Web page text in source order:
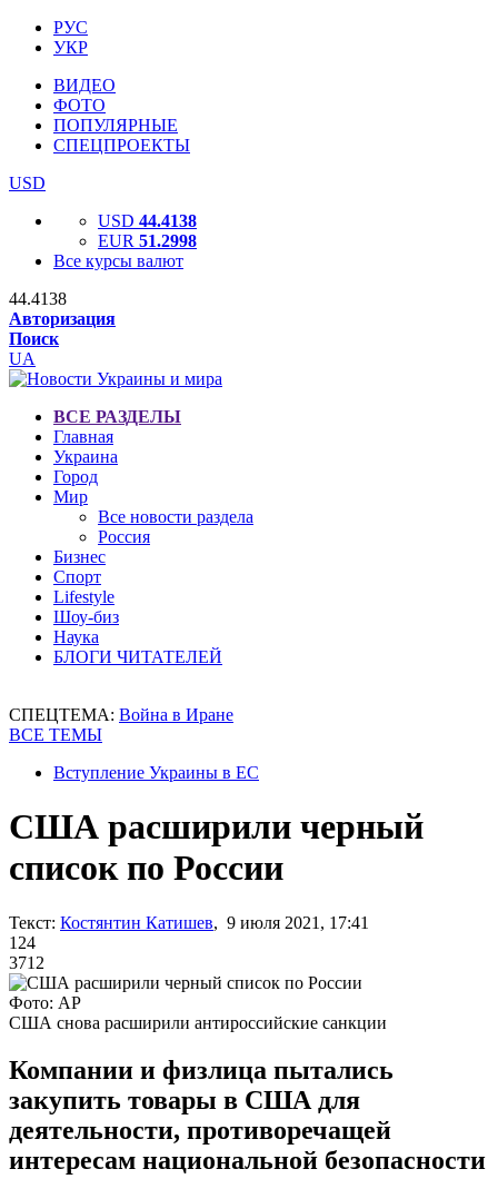
РУС
УКР
ВИДЕО
ФОТО
ПОПУЛЯРНЫЕ
СПЕЦПРОЕКТЫ
USD
USD 44.4138
EUR 51.2998
Все курсы валют
44.4138
Авторизация
Поиск
UA
ВСЕ РАЗДЕЛЫ
Главная
Украина
Город
Мир
Все новости раздела
Россия
Бизнес
Спорт
Lifestyle
Шоу-биз
Наука
БЛОГИ ЧИТАТЕЛЕЙ
СПЕЦТЕМА: Война в Иране
ВСЕ ТЕМЫ
Вступление Украины в ЕС
США расширили черный
список по России
Текст: Костянтин Катишев, 9 июля 2021, 17:41
124
3712
Фото: АР
США снова расширили антироссийские санкции
Компании и физлица пытались
закупить товары в США для
деятельности, противоречащей
интересам национальной безопасности